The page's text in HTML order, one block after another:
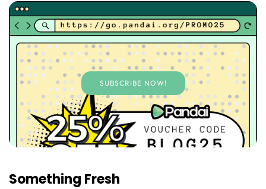
SUBSCRIBE NOW!
Something Fresh